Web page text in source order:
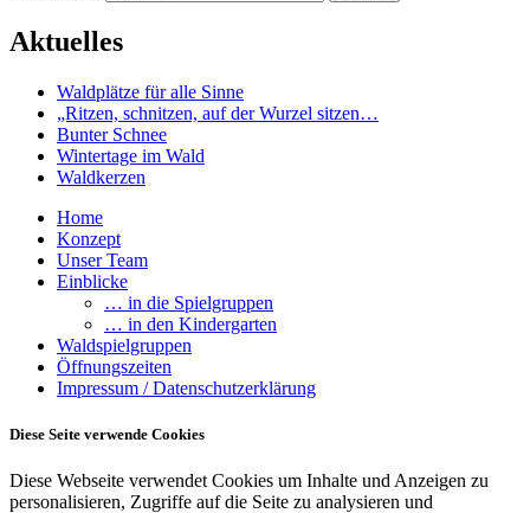
Aktuelles
Waldplätze für alle Sinne
„Ritzen, schnitzen, auf der Wurzel sitzen…
Bunter Schnee
Wintertage im Wald
Waldkerzen
Home
Konzept
Unser Team
Einblicke
… in die Spielgruppen
… in den Kindergarten
Waldspielgruppen
Öffnungszeiten
Impressum / Datenschutzerklärung
Diese Seite verwende Cookies
Diese Webseite verwendet Cookies um Inhalte und Anzeigen zu
personalisieren, Zugriffe auf die Seite zu analysieren und